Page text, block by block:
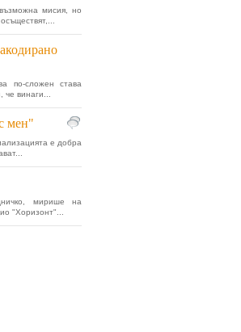
мисия, но
по-сложен става
винаги...
мен"
е добра
мирише на
"Хоризонт"...